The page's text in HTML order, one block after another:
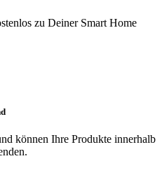
zu Deiner Smart Home
können Ihre Produkte innerhalb